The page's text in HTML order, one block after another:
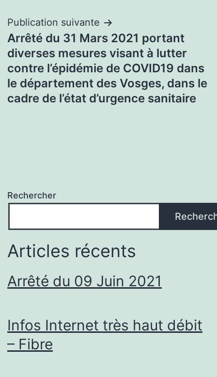
Publication suivante
Arrêté du 31 Mars 2021 portant
diverses mesures visant à lutter
contre l’épidémie de COVID19 dans
le département des Vosges, dans le
cadre de l’état d’urgence sanitaire
Rechercher
Articles récents
Arrêté du 09 Juin 2021
Infos Internet très haut débit
– Fibre